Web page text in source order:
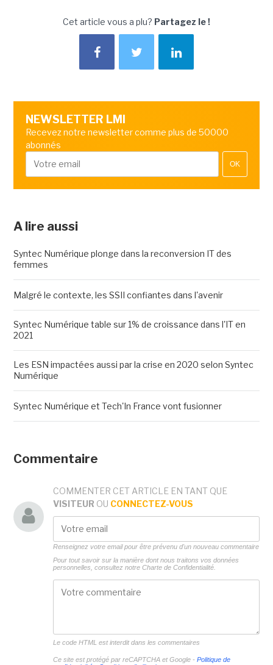
Cet article vous a plu? Partagez le !
NEWSLETTER LMI
Recevez notre newsletter comme plus de 50000
abonnés
OK
A lire aussi
Syntec Numérique plonge dans la reconversion IT des
femmes
Malgré le contexte, les SSII confiantes dans l'avenir
Syntec Numérique table sur 1% de croissance dans l'IT en
2021
Les ESN impactées aussi par la crise en 2020 selon Syntec
Numérique
Syntec Numérique et Tech'In France vont fusionner
Commentaire
COMMENTER CET ARTICLE EN TANT QUE
VISITEUR OU CONNECTEZ-VOUS
Renseignez votre email pour être prévenu d'un nouveau commentaire
Pour tout savoir sur la manière dont nous traitons vos données
personnelles, consultez notre Charte de Confidentialité.
Le code HTML est interdit dans les commentaires
Ce site est protégé par reCAPTCHA et Google - Politique de